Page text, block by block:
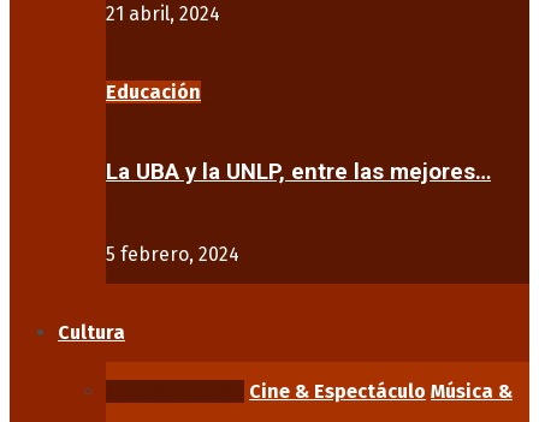
21 abril, 2024
Educación
La UBA y la UNLP, entre las mejores…
5 febrero, 2024
Cultura
Cine & Espectáculo Música &